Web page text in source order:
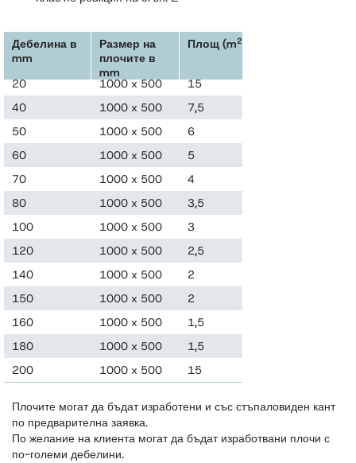
Дебелина в
mm
Размер на
плочите в
mm
Площ (m2)
20
1000 x 500 15
40
1000 x 500 7,5
50
1000 x 500 6
60
1000 x 500 5
70
1000 x 500 4
80
1000 x 500 3,5
100
1000 x 500 3
120
1000 x 500 2,5
140
1000 x 500 2
150
1000 x 500 2
160
1000 x 500 1,5
180
1000 x 500 1,5
200
1000 x 500 15
Плочите могат да бъдат изработени и със стъпаловиден кант
по предварителна заявка.
По желание на клиента могат да бъдат изработвани плочи с
по-големи дебелини.